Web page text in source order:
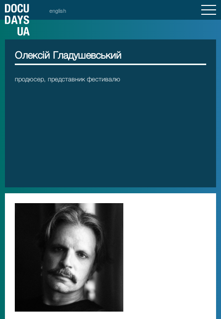
english
Олексій Гладушевський
продюсер, представник фестивалю